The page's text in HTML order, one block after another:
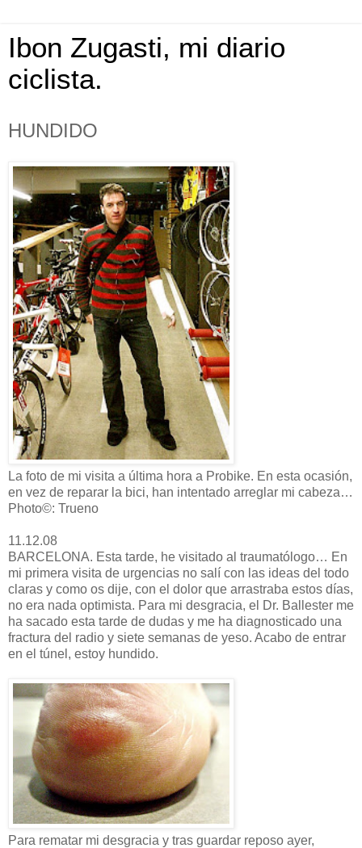
Ibon Zugasti, mi diario
ciclista.
HUNDIDO
La foto de mi visita a última hora a Probike. En esta ocasión,
en vez de reparar la bici, han intentado arreglar mi cabeza…
Photo©: Trueno
11.12.08
BARCELONA. Esta tarde, he visitado al traumatólogo… En
mi primera visita de urgencias no salí con las ideas del todo
claras y como os dije, con el dolor que arrastraba estos días,
no era nada optimista. Para mi desgracia, el Dr. Ballester me
ha sacado esta tarde de dudas y me ha diagnosticado una
fractura del radio y siete semanas de yeso. Acabo de entrar
en el túnel, estoy hundido.
Para rematar mi desgracia y tras guardar reposo ayer,